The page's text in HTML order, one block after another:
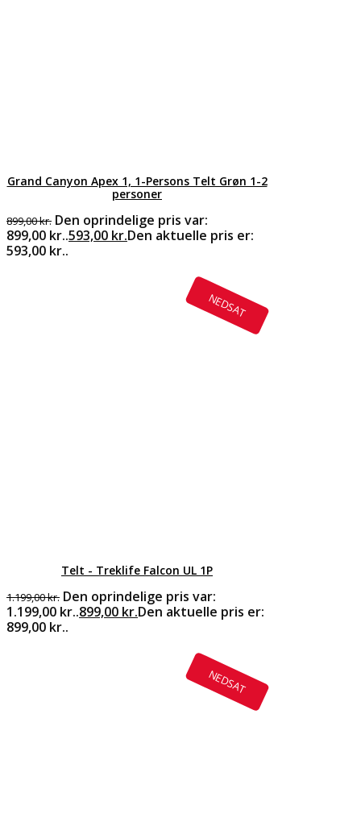
Grand Canyon Apex 1, 1-Persons Telt Grøn 1-2
personer
899,00kr. Den oprindelige pris var:
899,00 kr..593,00 kr.Den aktuelle pris er:
593,00 kr..
NEDSAT
Telt - Treklife Falcon UL 1P
1.199,00kr. Den oprindelige pris var:
1.199,00 kr..899,00 kr.Den aktuelle pris er:
899,00 kr..
NEDSAT